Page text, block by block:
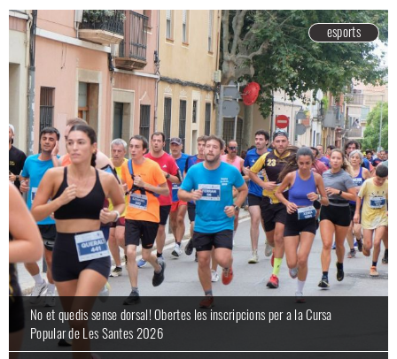
esports
No et quedis sense dorsal! Obertes les inscripcions per a la Cursa
Popular de Les Santes 2026